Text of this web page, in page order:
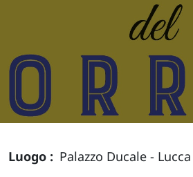
Luogo
Palazzo Ducale - Lucca